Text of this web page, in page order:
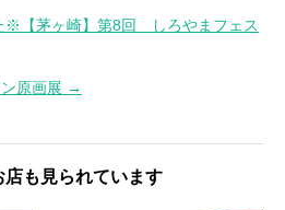
【茅ヶ崎】第8回 しろやまフェス
ン原画展 →
店も見られています